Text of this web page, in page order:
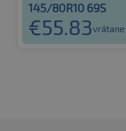
145/80R10 69S
€55.83vrátane